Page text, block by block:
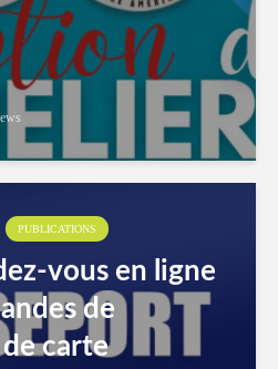
PUBLICATIONS
vous en ligne
de
carte